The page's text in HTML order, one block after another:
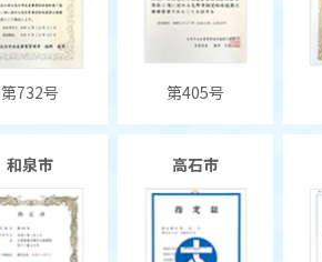
第732号 第405号
和泉市 高石市